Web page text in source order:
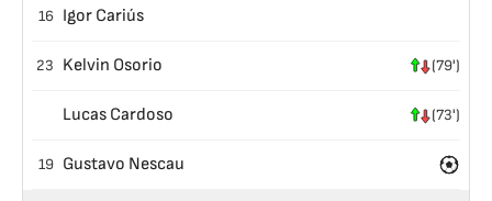
16 Igor Cariús
23 Kelvin Osorio (79')
Lucas Cardoso (73')
19 Gustavo Nescau